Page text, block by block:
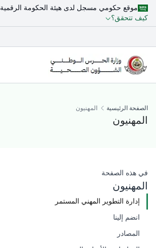
موقع حكومي مسجل لدى هيئة الحكومة الرقمية
كيف تتحقق؟
الصفحة الرئيسية المهنيون
المهنيون
​في هذه الصفحة
المهنيون
إدارة التطوير المهني المستمر
انضم إلينا
المصادر